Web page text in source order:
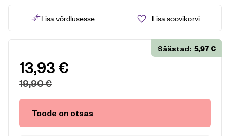
Lisa võrdlusesse Lisa soovikorvi
13,93€
19,90€
Säästad: 5,97€
Toode on otsas